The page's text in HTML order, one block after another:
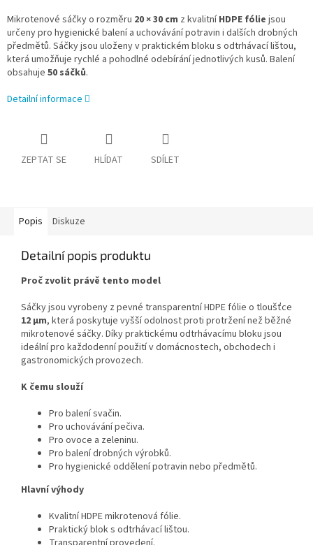
Mikrotenové sáčky o rozměru 20 × 30 cm z kvalitníHDPE fólie jsou
určeny pro hygienické balení a uchovávání potravin i dalších drobných
předmětů. Sáčky jsou uloženy v praktickém bloku s odtrhávací lištou,
která umožňuje rychlé a pohodlné odebírání jednotlivých kusů. Balení
obsahuje 50 sáčků.
Detailní informace
ZEPTAT SE HLÍDAT SDÍLET
Popis Diskuze
Detailní popis produktu
Proč zvolit právě tento model
Sáčky jsou vyrobeny z pevné transparentní HDPE fólie o tloušťce
12 µm, která poskytuje vyšší odolnost proti protržení než běžné
mikrotenové sáčky. Díky praktickému odtrhávacímu bloku jsou
ideální pro každodenní použití v domácnostech, obchodech i
gastronomických provozech.
K čemu slouží
Pro balení svačin.
Pro uchovávání pečiva.
Pro ovoce a zeleninu.
Pro balení drobných výrobků.
Pro hygienické oddělení potravin nebo předmětů.
Hlavní výhody
Kvalitní HDPE mikrotenová fólie.
Praktický blok s odtrhávací lištou.